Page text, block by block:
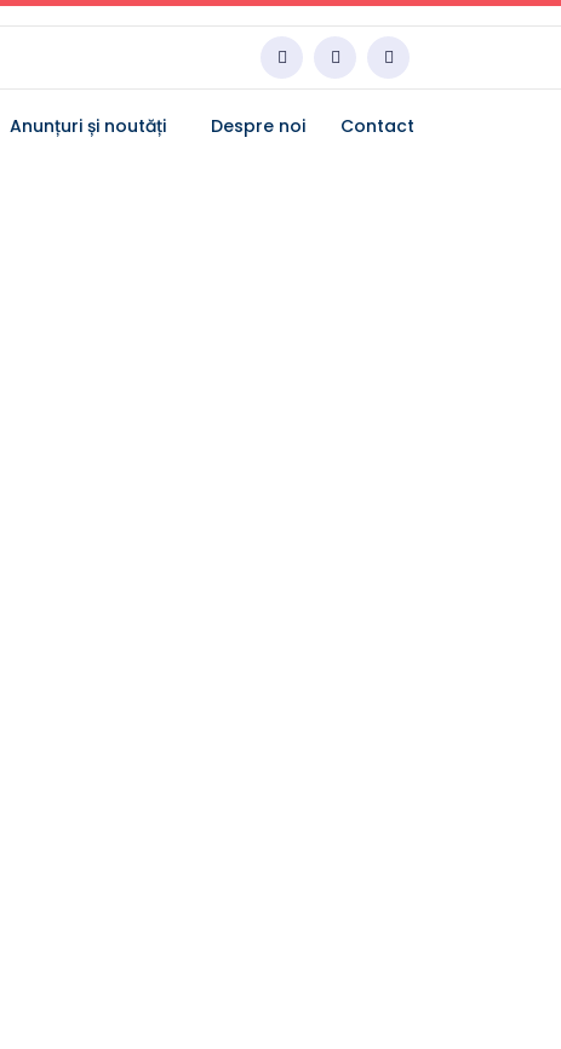
Anunțuri și noutăți Despre noi Contact